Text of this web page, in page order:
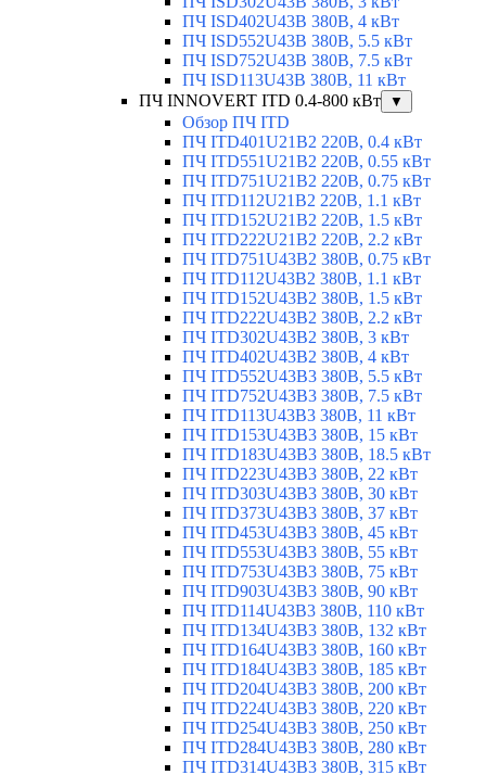
ПЧ ISD402U43B 380В, 4 кВт
ПЧ ISD552U43B 380В, 5.5 кВт
ПЧ ISD752U43B 380В, 7.5 кВт
ПЧ ISD113U43B 380В, 11 кВт
ПЧ INNOVERT ITD 0.4-800 кВт
▼
Обзор ПЧ ITD
ПЧ ITD401U21B2 220В, 0.4 кВт
ПЧ ITD551U21B2 220В, 0.55 кВт
ПЧ ITD751U21B2 220В, 0.75 кВт
ПЧ ITD112U21B2 220В, 1.1 кВт
ПЧ ITD152U21B2 220В, 1.5 кВт
ПЧ ITD222U21B2 220В, 2.2 кВт
ПЧ ITD751U43B2 380В, 0.75 кВт
ПЧ ITD112U43B2 380В, 1.1 кВт
ПЧ ITD152U43B2 380В, 1.5 кВт
ПЧ ITD222U43B2 380В, 2.2 кВт
ПЧ ITD302U43B2 380В, 3 кВт
ПЧ ITD402U43B2 380В, 4 кВт
ПЧ ITD552U43B3 380В, 5.5 кВт
ПЧ ITD752U43B3 380В, 7.5 кВт
ПЧ ITD113U43B3 380В, 11 кВт
ПЧ ITD153U43B3 380В, 15 кВт
ПЧ ITD183U43B3 380В, 18.5 кВт
ПЧ ITD223U43B3 380В, 22 кВт
ПЧ ITD303U43B3 380В, 30 кВт
ПЧ ITD373U43B3 380В, 37 кВт
ПЧ ITD453U43B3 380В, 45 кВт
ПЧ ITD553U43B3 380В, 55 кВт
ПЧ ITD753U43B3 380В, 75 кВт
ПЧ ITD903U43B3 380В, 90 кВт
ПЧ ITD114U43B3 380В, 110 кВт
ПЧ ITD134U43B3 380В, 132 кВт
ПЧ ITD164U43B3 380В, 160 кВт
ПЧ ITD184U43B3 380В, 185 кВт
ПЧ ITD204U43B3 380В, 200 кВт
ПЧ ITD224U43B3 380В, 220 кВт
ПЧ ITD254U43B3 380В, 250 кВт
ПЧ ITD284U43B3 380В, 280 кВт
ПЧ ITD314U43B3 380В, 315 кВт